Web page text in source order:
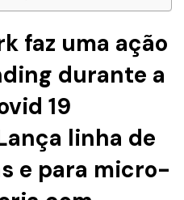
faz uma ação
durante a
19
linha de
e para micro-